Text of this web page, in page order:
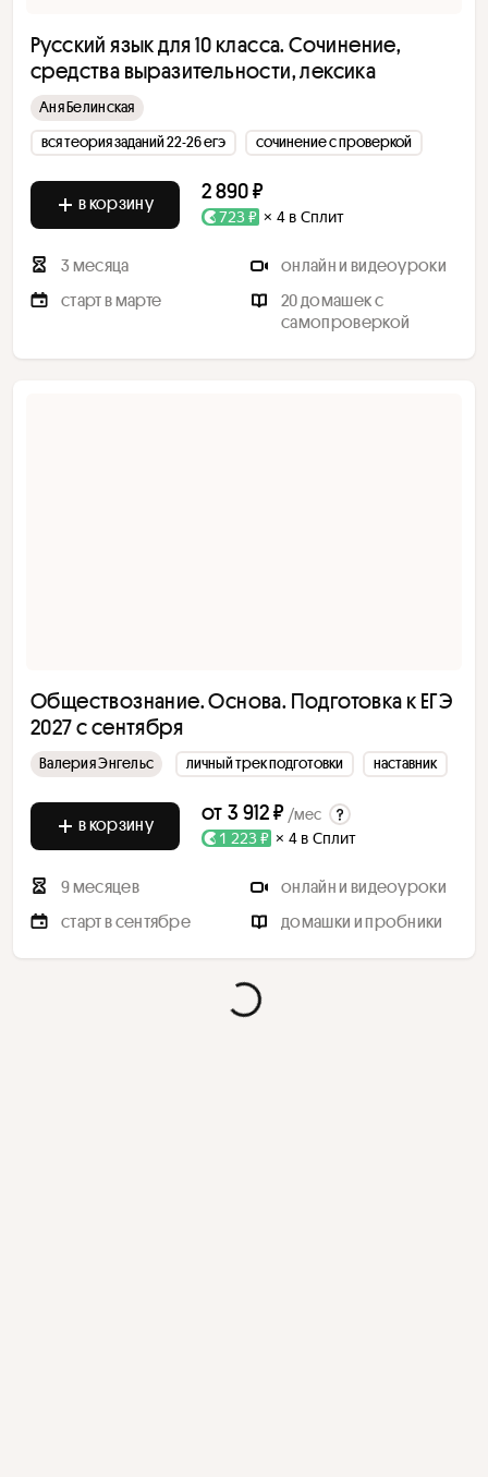
Русский язык для 10 класса. Сочинение,
средства выразительности, лексика
Аня Белинская
вся теория заданий 22-26 егэ
сочинение с проверкой
в корзину 2 890 ₽
723 ₽ × 4 в Сплит
3 месяца
онлайн и видеоуроки
старт в марте
20 домашек с
самопроверкой
Обществознание. Основа. Подготовка к ЕГЭ
2027 с сентября
Валерия Энгельс личный трек подготовки наставник
в корзину от 3 912 ₽ /мес
1 223 ₽ × 4 в Сплит
9 месяцев
онлайн и видеоуроки
старт в сентябре
домашки и пробники